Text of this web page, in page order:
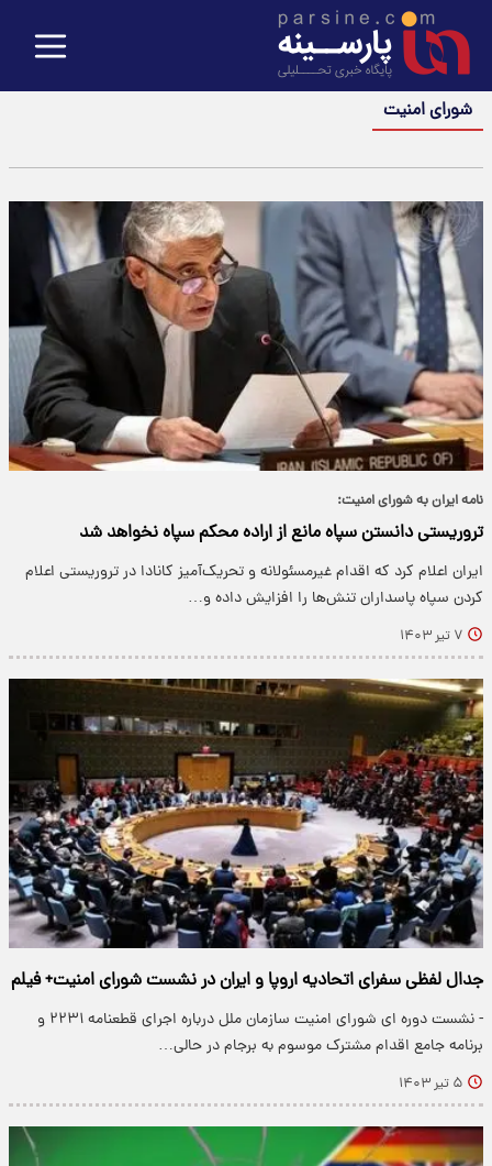
شورای امنیت
نامه‌ ایران به شورای امنیت:
تروریستی دانستن سپاه مانع از اراده محکم سپاه نخواهد شد
ایران اعلام کرد که اقدام غیرمسئولانه و تحریک‌آمیز کانادا در تروریستی اعلام
کردن سپاه پاسداران تنش‌ها را افزایش داده و…
۷ تیر ۱۴۰۳
جدال لفظی سفرای اتحادیه اروپا و ایران در نشست شورای امنیت+ فیلم
- نشست دوره ای شورای امنیت سازمان ملل درباره اجرای قطعنامه ۲۲۳۱ و
برنامه جامع اقدام مشترک موسوم به برجام در حالی…
۵ تیر ۱۴۰۳